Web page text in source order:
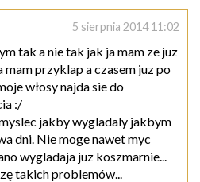
5 sierpnia 2014 11:02
tak a nie tak jak ja mam ze juz
mam przyklap a czasem juz po
włosy najda sie do
:/
jakby wygladaly jakbym
dni. Nie moge nawet myc
wygladaja juz koszmarnie...
takich problemów...